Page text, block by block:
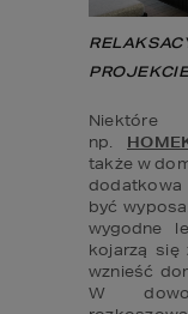
np.
także w
być
wygodne
kojarzą się
wznieść
W